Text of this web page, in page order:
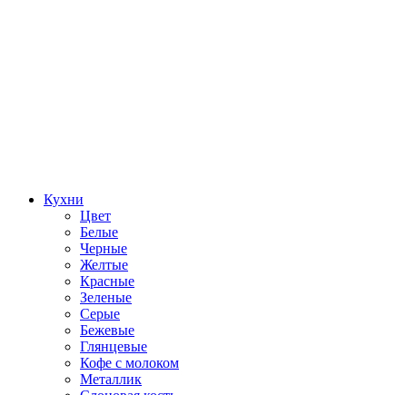
Кухни
Цвет
Белые
Черные
Желтые
Красные
Зеленые
Серые
Бежевые
Глянцевые
Кофе с молоком
Металлик